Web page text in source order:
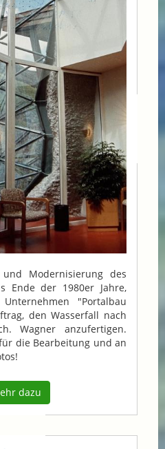
Modernisierung des
Ende der 1980er Jahre,
"Portalbau
den Wasserfall nach
Wagner anzufertigen.
die Bearbeitung und an
dazu